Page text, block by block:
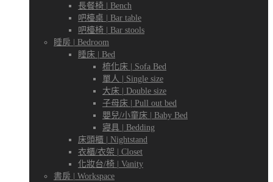
長餐椅 | Bench
吧檯桌 | Bar table
吧檯椅 | Bar stools
睡房 | Bedroom
睡床 | Bed
梳化床 | Sofa Bed
單人 | Single size
大床 | Double size
子母床 | Pull out bed
嬰兒/小童床 | Baby Bed
寢具 | Bedding
床頭櫃 | Nightstand
衣櫃/衣架 | Closet
化妝台/椅 | Vanity
書房 | Workspace